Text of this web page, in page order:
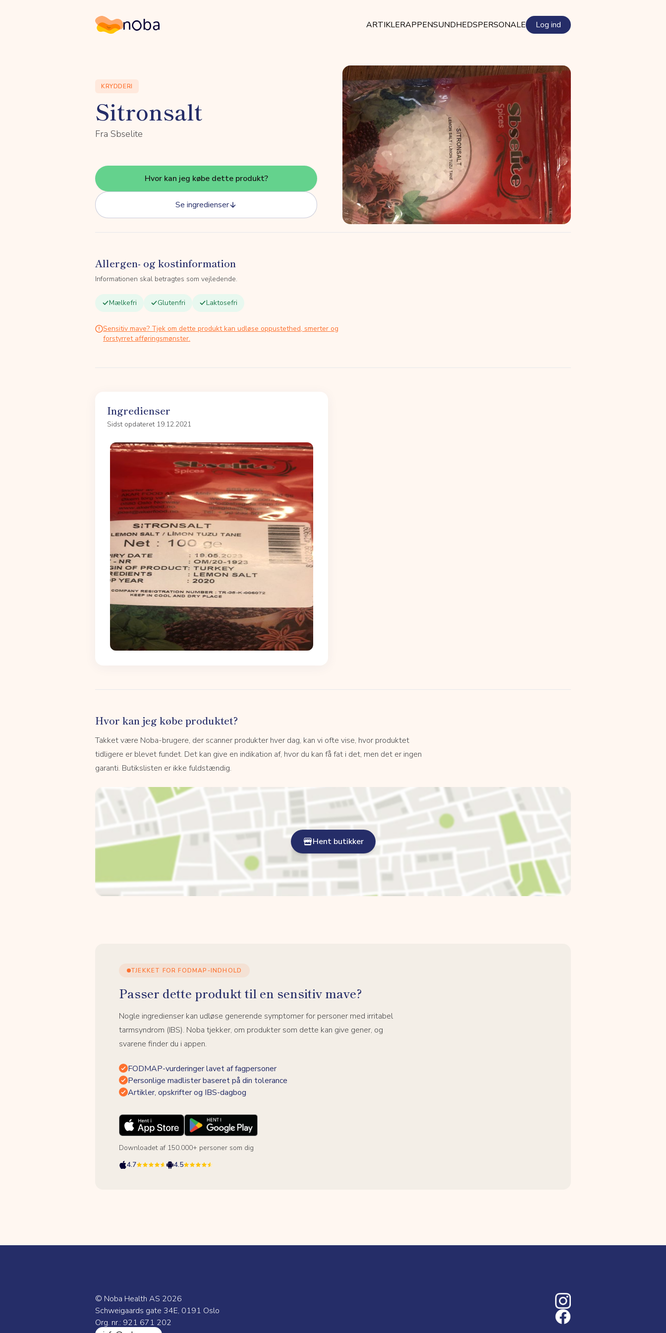
Noba ARTIKLERAPPENSUNDHEDSPERSONALE Log ind
KRYDDERI
Sitronsalt
Fra Sbselite
Hvor kan jeg købe dette produkt?
Se ingredienser
Allergen- og kostinformation
Informationen skal betragtes som vejledende.
Mælkefri Glutenfri Laktosefri
Sensitiv mave? Tjek om dette produkt kan udløse oppustethed, smerter og
forstyrret afføringsmønster.
Ingredienser
Sidst opdateret 19.12.2021
Hvor kan jeg købe produktet?
Takket være Noba-brugere, der scanner produkter hver dag, kan vi ofte vise, hvor produktet
tidligere er blevet fundet. Det kan give en indikation af, hvor du kan få fat i det, men det er ingen
garanti. Butikslisten er ikke fuldstændig.
Hent butikker
TJEKKET FOR FODMAP-INDHOLD
Passer dette produkt til en sensitiv mave?
Nogle ingredienser kan udløse generende symptomer for personer med irritabel
tarmsyndrom (IBS). Noba tjekker, om produkter som dette kan give gener, og
svarene finder du i appen.
FODMAP-vurderinger lavet af fagpersoner
Personlige madlister baseret på din tolerance
Artikler, opskrifter og IBS-dagbog
Downloadet af 150.000+ personer som dig
4.7
4.5
© Noba Health AS 2026
Schweigaards gate 34E, 0191 Oslo
Org. nr.: 921 671 202